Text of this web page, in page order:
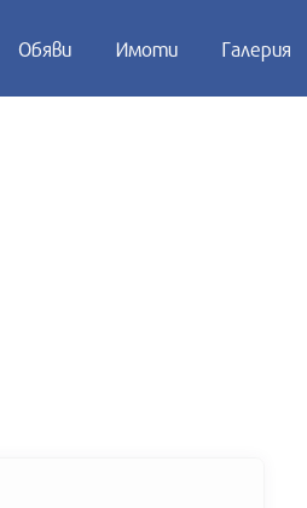
Обяви Имоти Галерия